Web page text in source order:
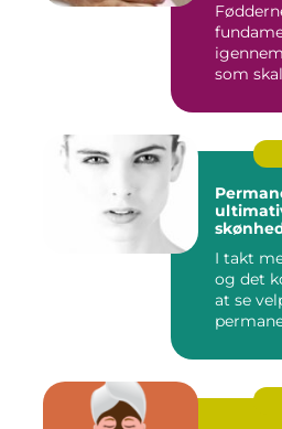
som
I takt
og det
at se